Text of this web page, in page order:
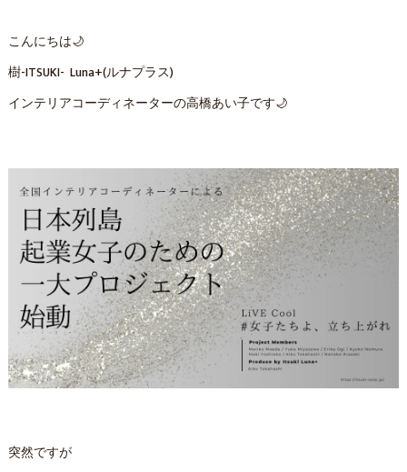
こんにちは🌙
樹-ITSUKI- Luna+(ルナプラス)
インテリアコーディネーターの高橋あい子です🌙
突然ですが